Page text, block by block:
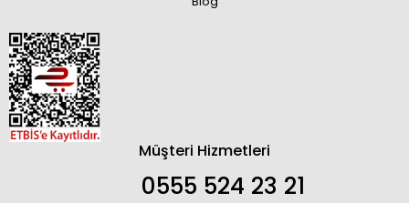
Müşteri Hizmetleri
0555 524 23 21